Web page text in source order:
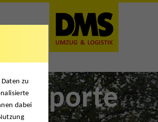
zu
dabei